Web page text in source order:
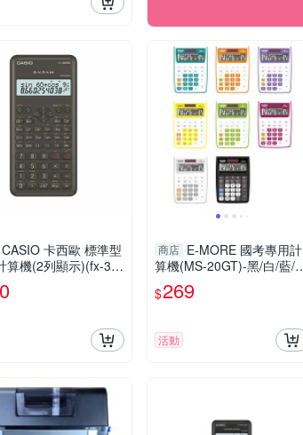
CASIO 卡西歐 標準型
算機(2列顯示)(fx-35
2)(隨機附硬式外蓋)
商店 E-MORE 國考專用計
算機(MS-20GT)-黑/白/藍/
紅/綠/橘/黃/紫
$269
活動